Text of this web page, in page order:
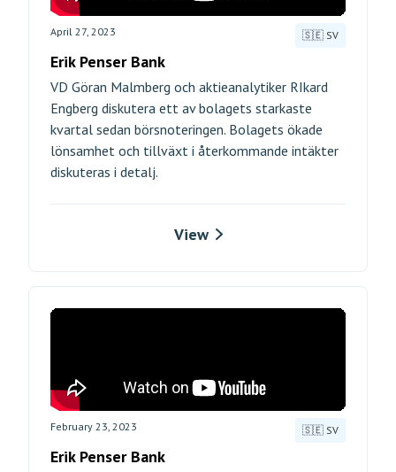
April 27, 2023 🇸🇪 SV
Erik Penser Bank
VD Göran Malmberg och aktieanalytiker RIkard
Engberg diskutera ett av bolagets starkaste
kvartal sedan börsnoteringen. Bolagets ökade
lönsamhet och tillväxt i återkommande intäkter
diskuteras i detalj.
View
February 23, 2023 🇸🇪 SV
Erik Penser Bank